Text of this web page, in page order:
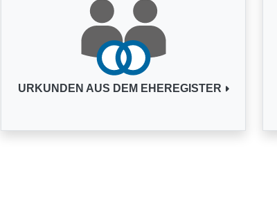
URKUNDEN AUS DEM EHEREGISTER